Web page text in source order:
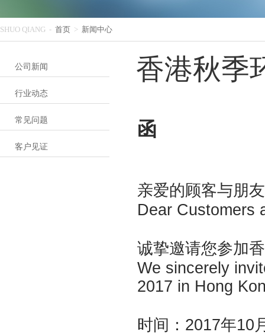
SHUO QIANG - 首页 > 新闻中心
公司新闻
行业动态
常见问题
客户见证
香港秋季
函
亲爱的顾客与
Dear
诚挚邀请您参加
We sincerely
2017 in Hong
时间：2017年